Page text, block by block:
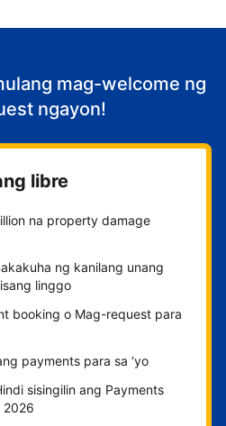
mag-welcome ng
ngayon!
libre
na property damage
ng kanilang unang
linggo
booking o Mag-request para
payments para sa ‘yo
sisingilin ang Payments
2026